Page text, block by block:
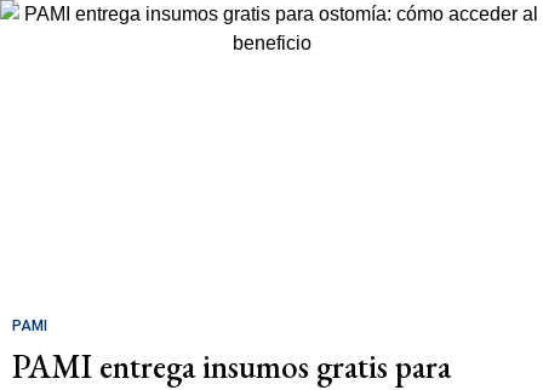
PAMI
PAMI entrega insumos gratis para